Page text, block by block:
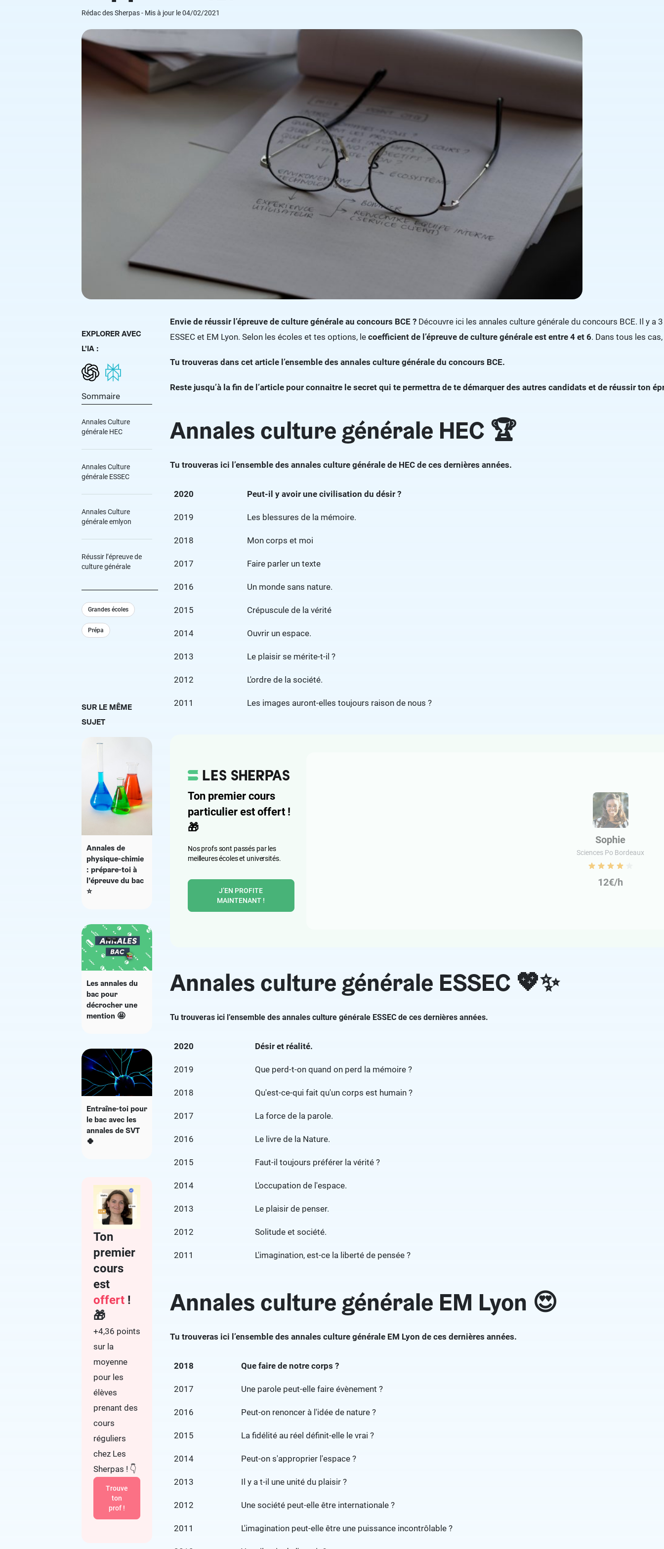
Études à l'étranger
Financement des études
Modèles de lettres de motivation
Nos ebooks étudiants
Rédac des Sherpas - Mis à jour le 04/02/2021
Envie de réussir l’épreuve de culture générale au concours BCE ? Découvre ici les annales culture générale du concours BCE. Il y a
ESSEC et EM Lyon. Selon les écoles et tes options, le coefficient de l’épreuve de culture générale est entre 4 et 6. Dans tous les
Tu trouveras dans cet article l’ensemble des annales culture générale du concours BCE.
Reste jusqu’à la fin de l’article pour connaitre le secret qui te permettra de te démarquer des autres candidats et de réussir ton
Annales culture générale HEC 🏆
Tu trouveras ici l’ensemble des annales culture générale de HEC de ces dernières années.
2020 Peut-il y avoir une civilisation du désir ?
2019 Les blessures de la mémoire.
2018 Mon corps et moi
2017 Faire parler un texte
2016 Un monde sans nature.
2015 Crépuscule de la vérité
2014 Ouvrir un espace.
2013 Le plaisir se mérite-t-il ?
2012 L'ordre de la société.
2011 Les images auront-elles toujours raison de nous ?
Sophie
Sciences Po Bordeaux
12€/h
Ton premier cours
particulier est offert !
🎁
Nos profs sont passés par les
meilleures écoles et universités.
J’EN PROFITE
MAINTENANT !
Annales culture générale ESSEC 💖✨
Tu trouveras ici l’ensemble des annales culture générale ESSEC de ces dernières années.
2020 Désir et réalité.
2019 Que perd-t-on quand on perd la mémoire ?
2018 Qu'est-ce-qui fait qu'un corps est humain ?
2017 La force de la parole.
2016 Le livre de la Nature.
2015 Faut-il toujours préférer la vérité ?
2014 L'occupation de l'espace.
2013 Le plaisir de penser.
2012 Solitude et société.
2011 L'imagination, est-ce la liberté de pensée ?
Annales culture générale EM Lyon 😍
Tu trouveras ici l’ensemble des annales culture générale EM Lyon de ces dernières années.
2018 Que faire de notre corps ?
2017 Une parole peut-elle faire évènement ?
2016 Peut-on renoncer à l'idée de nature ?
2015 La fidélité au réel définit-elle le vrai ?
2014 Peut-on s'approprier l'espace ?
2013 Il y a t-il une unité du plaisir ?
2012 Une société peut-elle être internationale ?
2011 L'imagination peut-elle être une puissance incontrôlable ?
EXPLORER AVEC
L'IA :
Sommaire
Annales Culture
générale HEC
Annales Culture
générale ESSEC
Annales Culture
générale emlyon
Réussir l’épreuve de
culture générale
Grandes écoles
Prépa
SUR LE MÊME
SUJET
Annales de
physique-chimie
: prépare-toi à
l’épreuve du bac
⭐
Les annales du
bac pour
décrocher une
mention 🤩
Entraîne-toi pour
le bac avec les
annales de SVT
🍀
Ton
premier
cours
est
offert !
🎁
+4,36 points
sur la
moyenne
pour les
élèves
prenant des
cours
réguliers
chez Les
Sherpas ! 👇
Trouve
ton
prof !